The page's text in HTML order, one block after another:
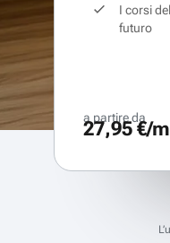
I corsi
futuro
a partire da
27,95 €/